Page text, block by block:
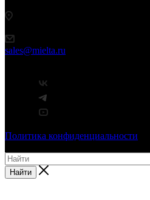
sales@mielta.ru
Политика конфиденциальности
Найти